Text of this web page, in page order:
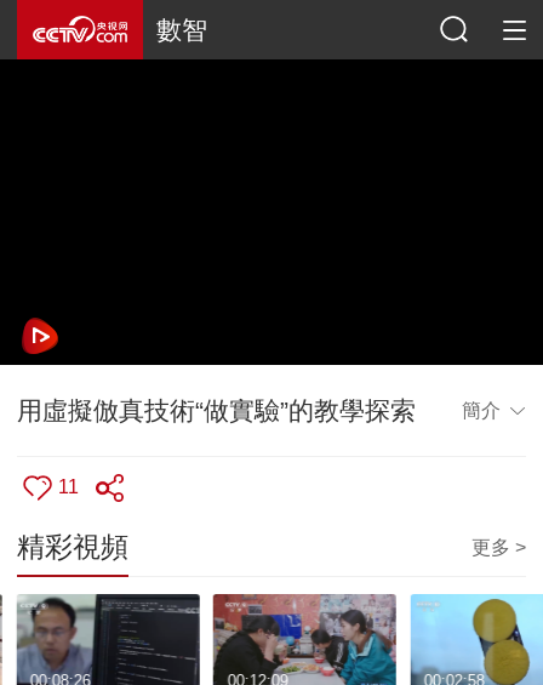
數智
用虛擬倣真技術“做實驗”的教學探索 簡介
11
精彩視頻 更多 >